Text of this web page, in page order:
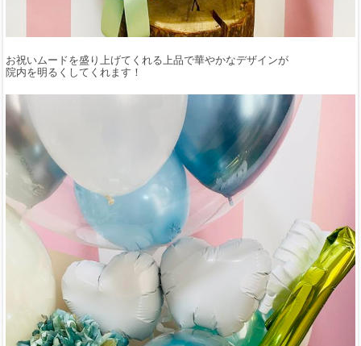
お祝いムードを盛り上げてくれる上品で華やかなデザインが
院内を明るくしてくれます！